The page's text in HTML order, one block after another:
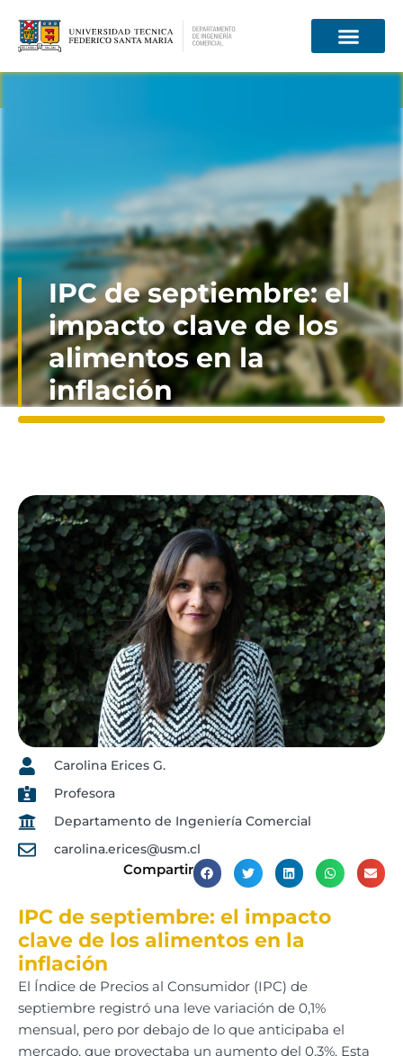
IPC de septiembre: el
impacto clave de los
alimentos en la
inflación
Carolina Erices G.
Profesora
Departamento de Ingeniería Comercial
carolina.erices@usm.cl
Compartir
IPC de septiembre: el impacto
clave de los alimentos en la
inflación
El Índice de Precios al Consumidor (IPC) de
septiembre registró una leve variación de 0,1%
mensual, pero por debajo de lo que anticipaba el
mercado, que proyectaba un aumento del 0,3%. Esta